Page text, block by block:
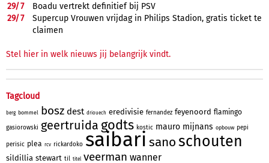
29/7
Boadu vertrekt definitief bij PSV
29/7
Supercup Vrouwen vrijdag in Philips Stadion, gratis ticket te
claimen
Stel hier in welk nieuws jij belangrijk vindt.
Tagcloud
berg bommel bosz dest driouech eredivisie fernandez feyenoord flamingo
gasiorowski geertruida godts kostic mauro mijnans opbouw pepi
perisic plea rcv rickardoko saibari sanoschouten
sildillia stewart til titel veerman wanner